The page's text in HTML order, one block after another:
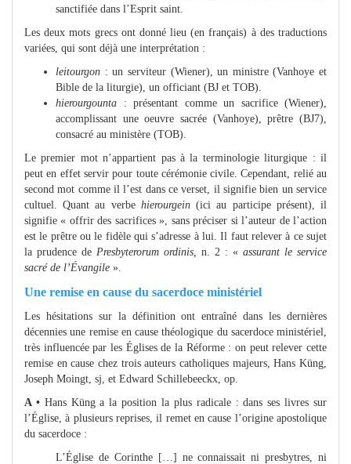
sanctifiée dans l’Esprit saint.
Les deux mots grecs ont donné lieu (en français) à des traductions
variées, qui sont déjà une interprétation :
leitourgon : un serviteur (Wiener), un ministre (Vanhoye et
Bible de la liturgie), un officiant (BJ et TOB).
hierourgounta : présentant comme un sacrifice (Wiener),
accomplissant une oeuvre sacrée (Vanhoye), prêtre (BJ7),
consacré au ministère (TOB).
Le premier mot n’appartient pas à la terminologie liturgique : il
peut en effet servir pour toute cérémonie civile. Cependant, relié au
second mot comme il l’est dans ce verset, il signifie bien un service
cultuel. Quant au verbe hierourgein(ici au participe présent), il
signifie « offrir des sacrifices », sans préciser si l’auteur de l’action
est le prêtre ou le fidèle qui s’adresse à lui. Il faut relever à ce sujet
la prudence de Presbyterorum ordinis, n. 2 : « assurant le service
sacré de l’Évangile ».
Une remise en cause du sacerdoce ministériel
Les hésitations sur la définition ont entraîné dans les dernières
décennies une remise en cause théologique du sacerdoce ministériel,
très influencée par les Églises de la Réforme : on peut relever cette
remise en cause chez trois auteurs catholiques majeurs, Hans Küng,
Joseph Moingt, sj, et Edward Schillebeeckx, op.
A •Hans Küng a la position la plus radicale : dans ses livres sur
l’Église, à plusieurs reprises, il remet en cause l’origine apostolique
du sacerdoce :
L’Église de Corinthe […] ne connaissait ni presbytres, ni